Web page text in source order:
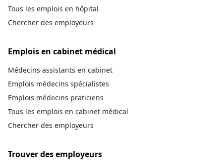
Tous les emplois en hôpital
Chercher des employeurs
Emplois en cabinet médical
Médecins assistants en cabinet
Emplois médecins spécialistes
Emplois médecins praticiens
Tous les emplois en cabinet médical
Chercher des employeurs
Trouver des employeurs